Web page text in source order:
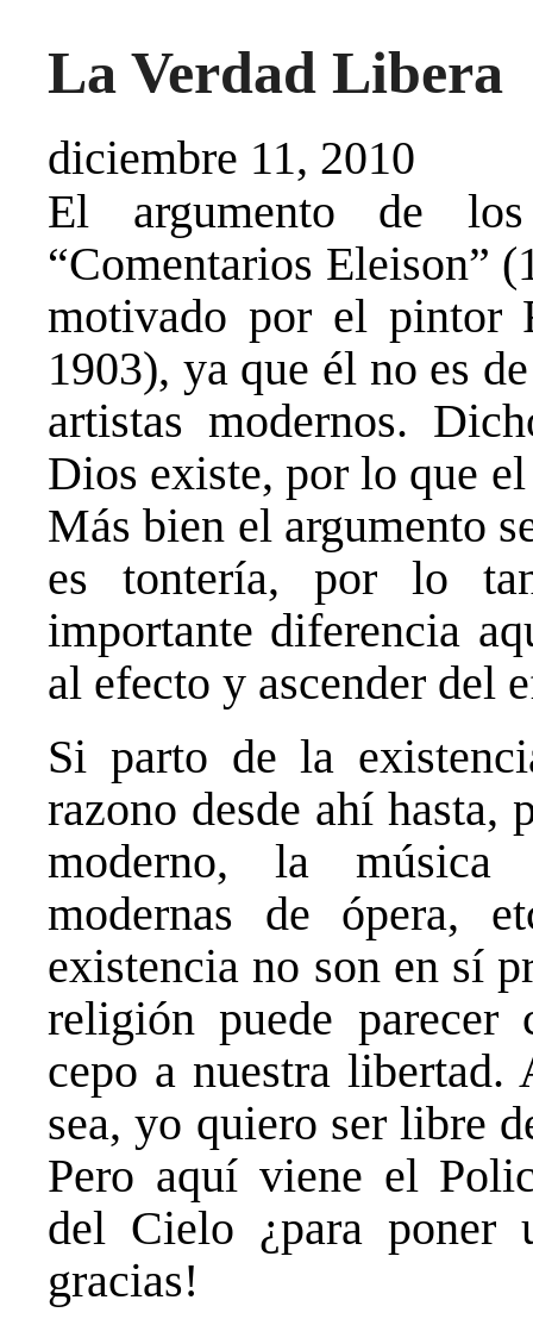
La Verdad Libera
diciembre 11, 2010
El argumento de
“Comentarios Eleison”
motivado por el pintor
1903), ya que él no es
artistas modernos.
Dios existe, por lo que
Más bien el argumento
es tontería, por lo
importante diferencia
al efecto y ascender del
Si parto de la
razono desde ahí hasta,
moderno, la música
modernas de ópera,
existencia no son en sí
religión puede parecer
cepo a nuestra
sea, yo quiero ser libre
Pero aquí viene el
del Cielo ¿para poner
gracias!